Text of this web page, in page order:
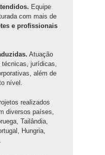
Equipe
com mais de
e profissionais
Atuação
técnicas, jurídicas,
além de
nível.
realizados
diversos países,
Tailândia,
Hungria,